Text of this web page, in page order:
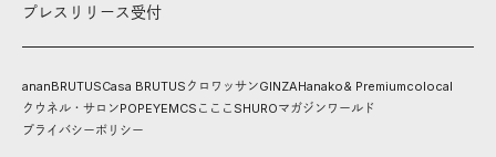
プレスリリース受付
ananBRUTUSCasa BRUTUS クロワッサンGINZAHanako& Premiumcolocal
クウネル・サロンPOPEYEMCS こここ SHUROマガジンワールド
プライバシーポリシー